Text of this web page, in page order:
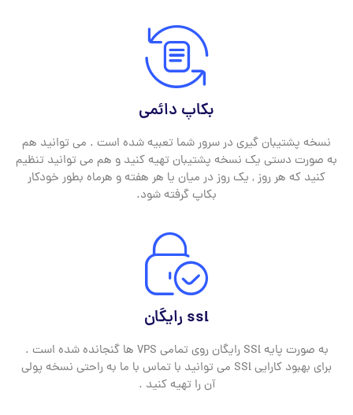
بکاپ دائمی
نسخه پشتیبان گیری در سرور شما تعبیه شده است . می توانید هم
به صورت دستی یک نسخه پشتیبان تهیه کنید و هم می توانید تنظیم
کنید که هر روز , یک روز در میان یا هر هفته و هرماه بطور خودکار
بکاپ گرفته شود.
ssl رایگان
به صورت پایه SSl رایگان روی تمامی VPS ها گنجانده شده است .
برای بهبود کارایی SSl می توانید با تماس با ما به راحتی نسخه پولی
آن را تهیه کنید .